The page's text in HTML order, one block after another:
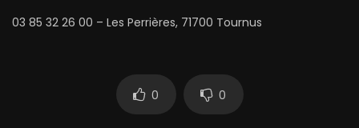
03 85 32 26 00 – Les Perrières, 71700 Tournus
0 0